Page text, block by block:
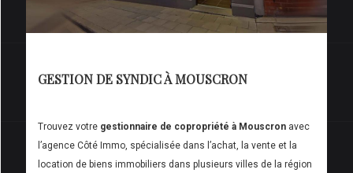
GESTION DE SYNDIC À MOUSCRON
Trouvez votre gestionnaire de copropriété à Mouscron avec
l’agence Côté Immo, spécialisée dans l’achat, la vente et la
location de biens immobiliers dans plusieurs villes de la région